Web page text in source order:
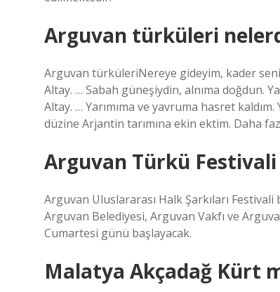
Arguvan türküleri
Arguvan türküleriNereye gideyim, kader
Altay. … Sabah güneşiydin, alnıma doğdun.
Altay. … Yarımıma ve yavruma hasret
düzine Arjantin tarımına ekin ektim. Daha
Arguvan Türkü Festivali
Arguvan Uluslararası Halk Şarkıları
Arguvan Belediyesi, Arguvan Vakfı ve
Cumartesi günü başlayacak.
Malatya Akçadağ Kürt